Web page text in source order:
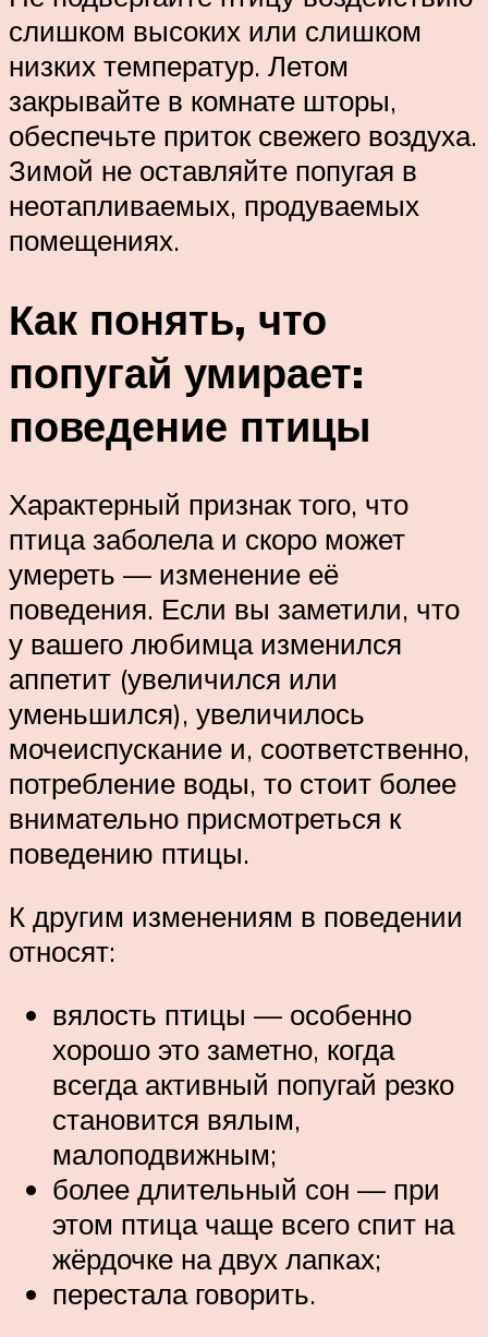
слишком высоких или слишком
низких температур. Летом
закрывайте в комнате шторы,
обеспечьте приток свежего воздуха.
Зимой не оставляйте попугая в
неотапливаемых, продуваемых
помещениях.
Как понять, что
попугай умирает:
поведение птицы
Характерный признак того, что
птица заболела и скоро может
умереть — изменение её
поведения. Если вы заметили, что
у вашего любимца изменился
аппетит (увеличился или
уменьшился), увеличилось
мочеиспускание и, соответственно,
потребление воды, то стоит более
внимательно присмотреться к
поведению птицы.
К другим изменениям в поведении
относят:
вялость птицы — особенно
хорошо это заметно, когда
всегда активный попугай резко
становится вялым,
малоподвижным;
более длительный сон — при
этом птица чаще всего спит на
жёрдочке на двух лапках;
перестала говорить.